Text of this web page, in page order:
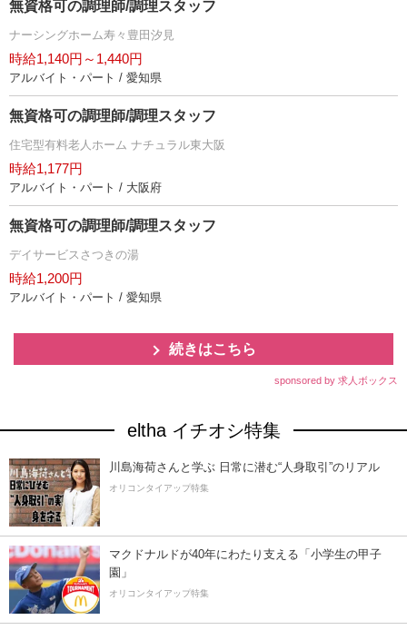
無資格可の調理師/調理スタッフ
ナーシングホーム寿々豊田汐見
時給1,140円～1,440円
アルバイト・パート / 愛知県
無資格可の調理師/調理スタッフ
住宅型有料老人ホーム ナチュラル東大阪
時給1,177円
アルバイト・パート / 大阪府
無資格可の調理師/調理スタッフ
デイサービスさつきの湯
時給1,200円
アルバイト・パート / 愛知県
続きはこちら
sponsored by 求人ボックス
eltha イチオシ特集
川島海荷さんと学ぶ 日常に潜む“人身取引”のリアル
オリコンタイアップ特集
マクドナルドが40年にわたり支える「小学生の甲子
園」
オリコンタイアップ特集